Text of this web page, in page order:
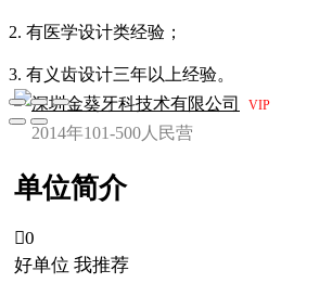
2. 有医学设计类经验；
3. 有义齿设计三年以上经验。
深圳金葵牙科技术有限公司
VIP
2014年101-500人 民营
单位简介
0
好单位 我推荐